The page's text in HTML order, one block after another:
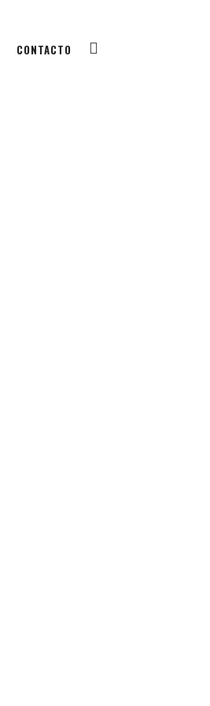
CONTACTO